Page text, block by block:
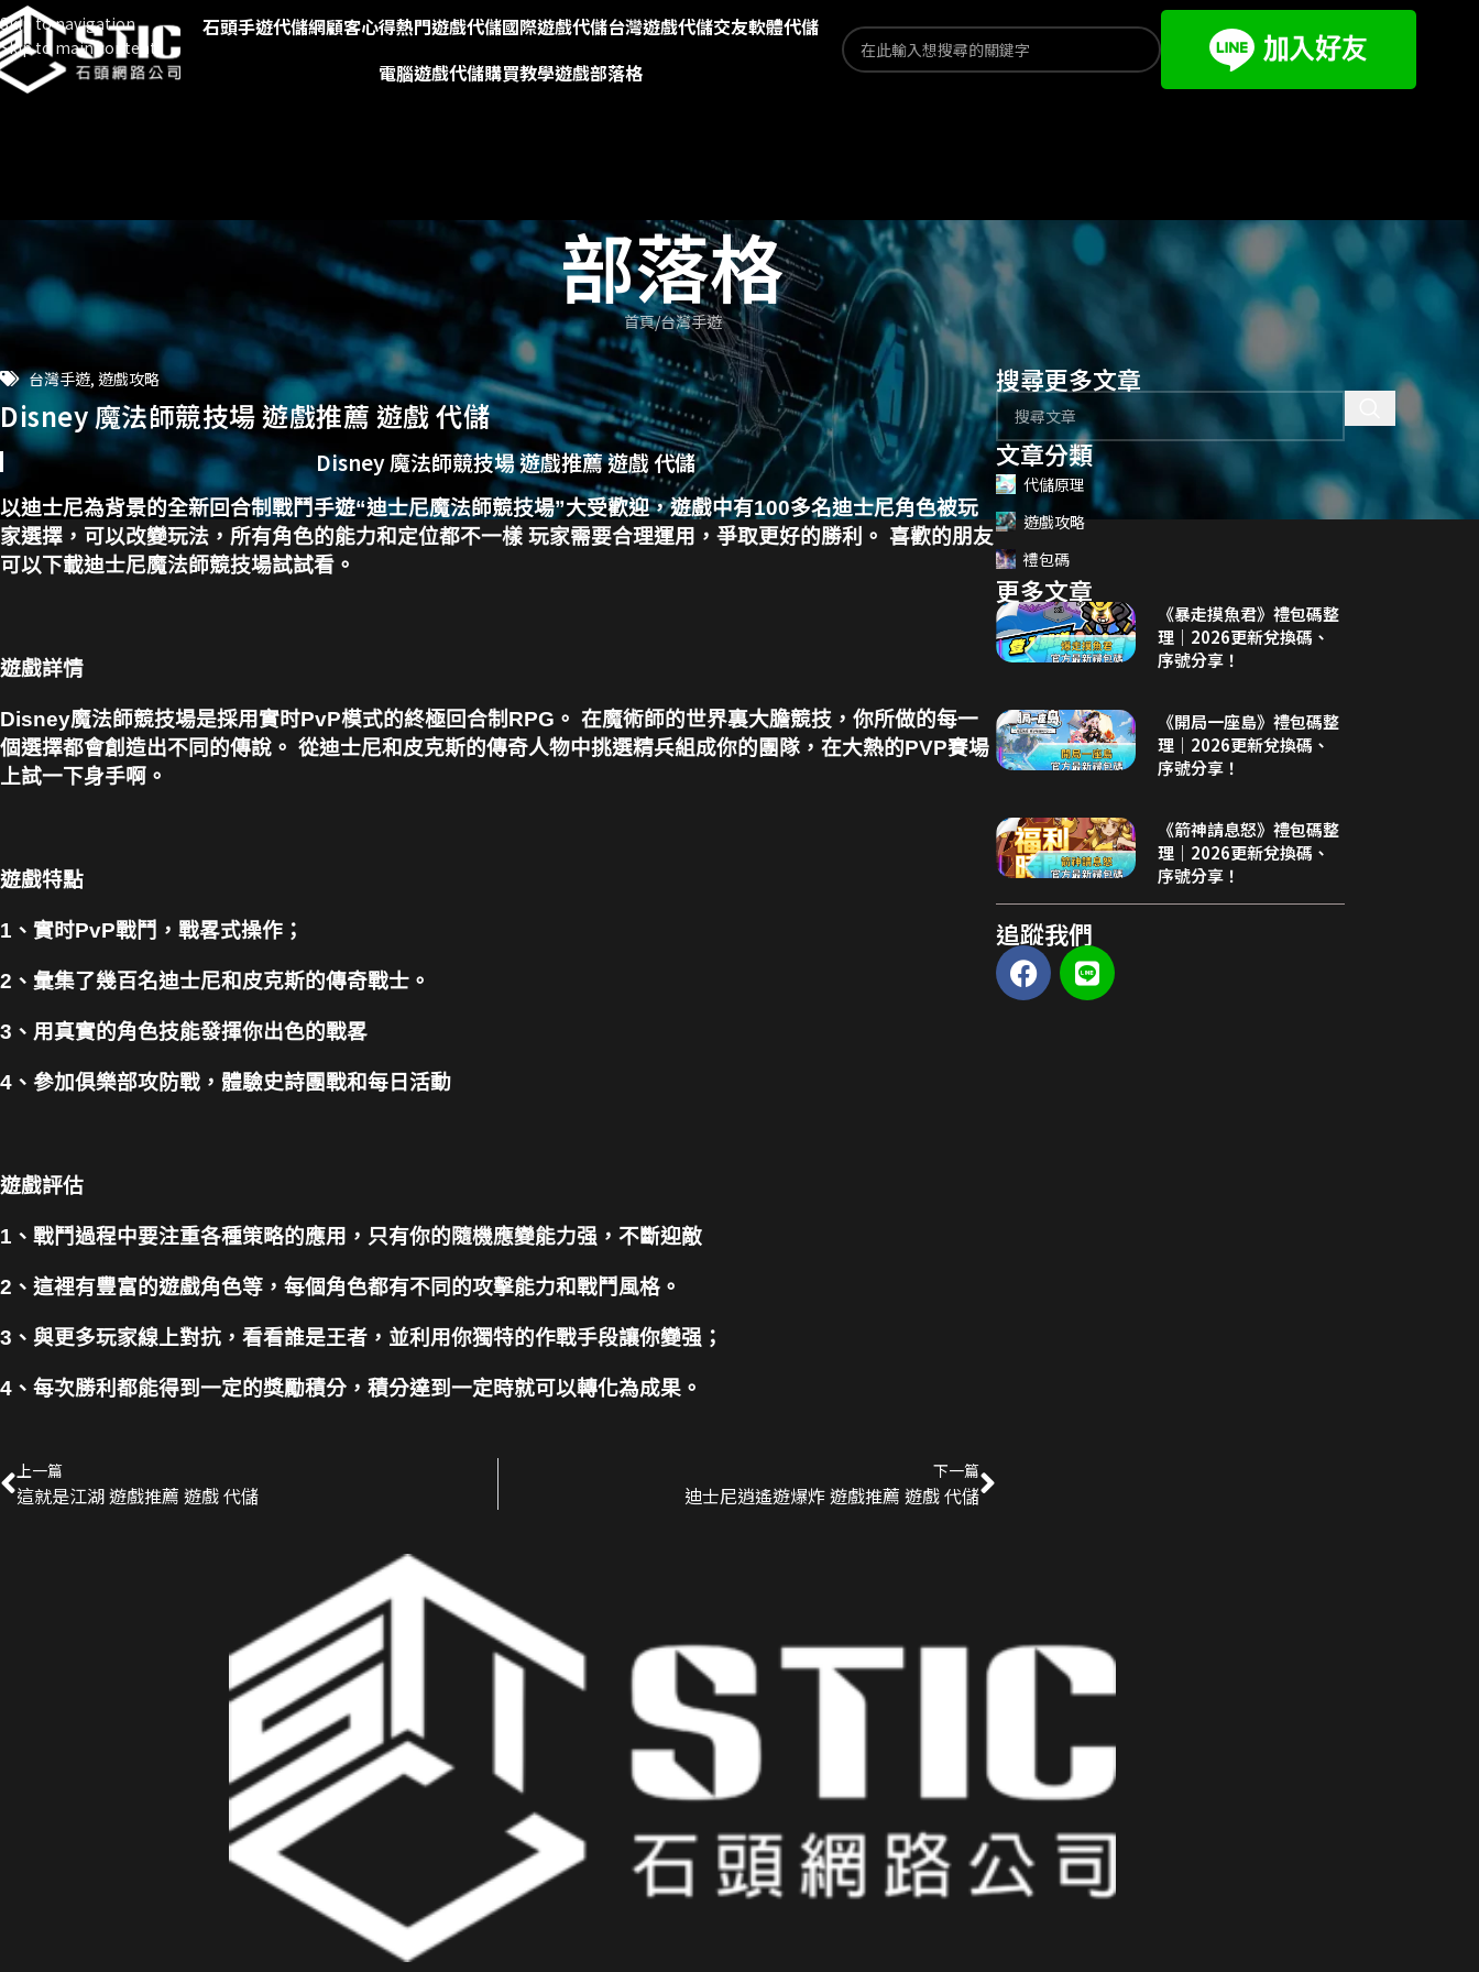
Skip to navigation
Skip to main content
石頭手遊代儲網顧客心得熱門遊戲代儲國際遊戲代儲台灣遊戲代儲交友軟體代儲
電腦遊戲代儲購買教學遊戲部落格
部落格
首頁 台灣手遊
台灣手遊, 遊戲攻略
Disney 魔法師競技場 遊戲推薦 遊戲 代儲
Disney 魔法師競技場 遊戲推薦 遊戲 代儲
以迪士尼為背景的全新回合制戰鬥手遊“迪士尼魔法師競技場”大受歡迎，遊戲中有100多名迪士尼角色被玩
家選擇，可以改變玩法，所有角色的能力和定位都不一樣 玩家需要合理運用，爭取更好的勝利。 喜歡的朋友
可以下載迪士尼魔法師競技場試試看。
遊戲詳情
Disney魔法師競技場是採用實时PvP模式的終極回合制RPG。 在魔術師的世界裏大膽競技，你所做的每一
個選擇都會創造出不同的傳說。 從迪士尼和皮克斯的傳奇人物中挑選精兵組成你的團隊，在大熱的PVP賽場
上試一下身手啊。
遊戲特點
1、實时PvP戰鬥，戰畧式操作；
2、彙集了幾百名迪士尼和皮克斯的傳奇戰士。
3、用真實的角色技能發揮你出色的戰畧
4、參加俱樂部攻防戰，體驗史詩團戰和每日活動
遊戲評估
1、戰鬥過程中要注重各種策略的應用，只有你的隨機應變能力强，不斷迎敵
2、這裡有豐富的遊戲角色等，每個角色都有不同的攻擊能力和戰鬥風格。
3、與更多玩家線上對抗，看看誰是王者，並利用你獨特的作戰手段讓你變强；
4、每次勝利都能得到一定的獎勵積分，積分達到一定時就可以轉化為成果。
上一篇
這就是江湖 遊戲推薦 遊戲 代儲
下一篇
迪士尼逍遙遊爆炸 遊戲推薦 遊戲 代儲
搜尋更多文章
文章分類
代儲原理
遊戲攻略
禮包碼
更多文章
《暴走摸魚君》禮包碼整
理｜2026更新兌換碼、
序號分享！
《開局一座島》禮包碼整
理｜2026更新兌換碼、
序號分享！
《箭神請息怒》禮包碼整
理｜2026更新兌換碼、
序號分享！
追蹤我們